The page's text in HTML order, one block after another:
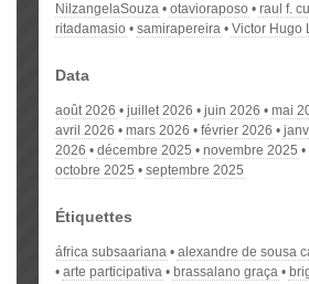
NilzangelaSouza
otavioraposo
raul f.
ritadamasio
samirapereira Victor Hugo
Data
août 2026 juillet 2026 juin 2026
mai
avril 2026
mars 2026 février 2026
2026
décembre 2025
novembre 2025
octobre 2025
septembre 2025
Étiquettes
áfrica subsaariana
alexandre de sousa
arte participativa
brassalano graça